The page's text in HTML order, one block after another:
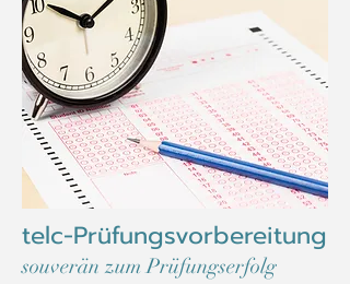
telc-Prüfungsvorbereitung
souverän zum Prüfungserfolg